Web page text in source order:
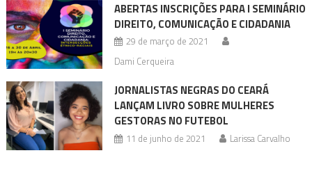
ABERTAS INSCRIÇÕES PARA I SEMINÁRIO
DIREITO, COMUNICAÇÃO E CIDADANIA
29 de março de 2021
Dami Cerqueira
JORNALISTAS NEGRAS DO CEARÁ
LANÇAM LIVRO SOBRE MULHERES
GESTORAS NO FUTEBOL
11 de junho de 2021 Larissa Carvalho